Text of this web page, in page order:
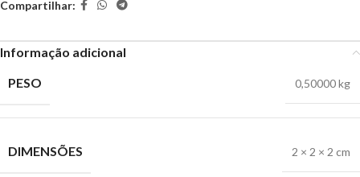
Compartilhar:
Informação adicional
PESO
0,50000 kg
DIMENSÕES 2 × 2 × 2 cm